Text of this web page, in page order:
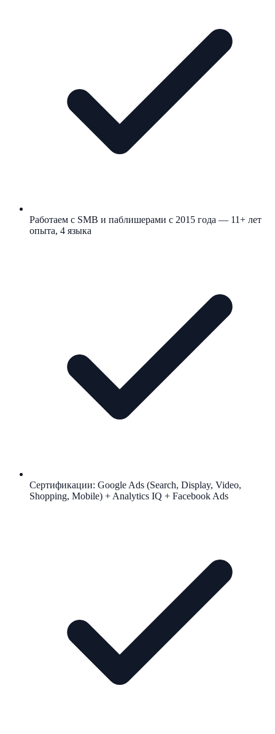
Работаем с SMB и паблишерами с 2015 года — 11+ лет
опыта, 4 языка
Сертификации: Google Ads (Search, Display, Video,
Shopping, Mobile) + Analytics IQ + Facebook Ads